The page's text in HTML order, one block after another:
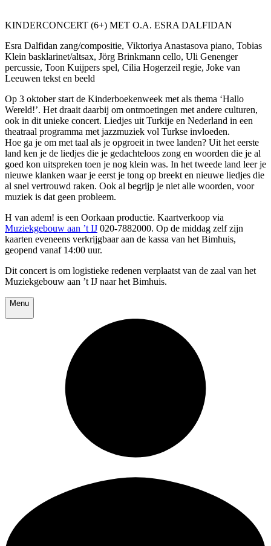
KINDERCONCERT (6+) MET O.A. ESRA DALFIDAN
Esra Dalfidan zang/compositie, Viktoriya Anastasova piano, Tobias
Klein basklarinet/altsax, Jörg Brinkmann cello, Uli Genenger
percussie, Toon Kuijpers spel, Cilia Hogerzeil regie, Joke van
Leeuwen tekst en beeld
Op 3 oktober start de Kinderboekenweek met als thema ‘Hallo
Wereld!’. Het draait daarbij om ontmoetingen met andere culturen,
ook in dit unieke concert. Liedjes uit Turkije en Nederland in een
theatraal programma met jazzmuziek vol Turkse invloeden.
Hoe ga je om met taal als je opgroeit in twee landen? Uit het eerste
land ken je de liedjes die je gedachteloos zong en woorden die je al
goed kon uitspreken toen je nog klein was. In het tweede land leer je
nieuwe klanken waar je eerst je tong op breekt en nieuwe liedjes die
al snel vertrouwd raken. Ook al begrijp je niet alle woorden, voor
muziek is dat geen probleem.
H van adem! is een Oorkaan productie. Kaartverkoop via
Muziekgebouw aan ’t IJ 020-7882000. Op de middag zelf zijn
kaarten eveneens verkrijgbaar aan de kassa van het Bimhuis,
geopend vanaf 14:00 uur.
Dit concert is om logistieke redenen verplaatst van de zaal van het
Muziekgebouw aan ’t IJ naar het Bimhuis.
Menu